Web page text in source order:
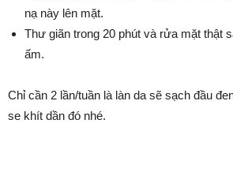
nạ này lên mặt.
Thư giãn trong 20 phút và rửa mặt thật
ấm.
Chỉ cần 2 lần/tuần là làn da sẽ sạch đầu
se khít dần đó nhé.